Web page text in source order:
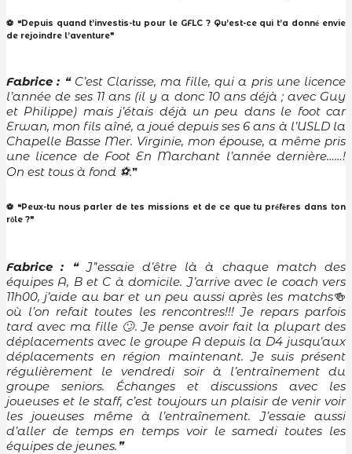
⚽ ❝Depuis quand t’investis-tu pour le GFLC ? Qu’est-ce qui t’a donné envie
de rejoindre l’aventure❞
Fabrice : ❝ C’est Clarisse, ma fille, qui a pris une licence
l’année de ses 11 ans (il y a donc 10 ans déjà ; avec Guy
et Philippe) mais j’étais déjà un peu dans le foot car
Erwan, mon fils aîné, a joué depuis ses 6 ans à l’USLD la
Chapelle Basse Mer. Virginie, mon épouse, a même pris
une licence de Foot En Marchant l’année dernière……!
On est tous à fond ⚽️.❞
⚽ ❝Peux-tu nous parler de tes missions et de ce que tu préfères dans ton
rôle ?❞
Fabrice : ❝ J’’essaie d’être là à chaque match des
équipes A, B et C à domicile. J’arrive avec le coach vers
11h00, j’aide au bar et un peu aussi après les matchs🍻
où l’on refait toutes les rencontres!!! Je repars parfois
tard avec ma fille 🙄. Je pense avoir fait la plupart des
déplacements avec le groupe A depuis la D4 jusqu’aux
déplacements en région maintenant. Je suis présent
régulièrement le vendredi soir à l’entraînement du
groupe seniors. Échanges et discussions avec les
joueuses et le staff, c’est toujours un plaisir de venir voir
les joueuses même à l’entraînement. J’essaie aussi
d’aller de temps en temps voir le samedi toutes les
équipes de jeunes. ❞